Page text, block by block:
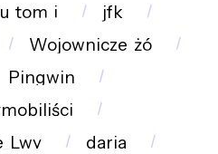
jfk
Wojownicze_żó
Pingwin
daria